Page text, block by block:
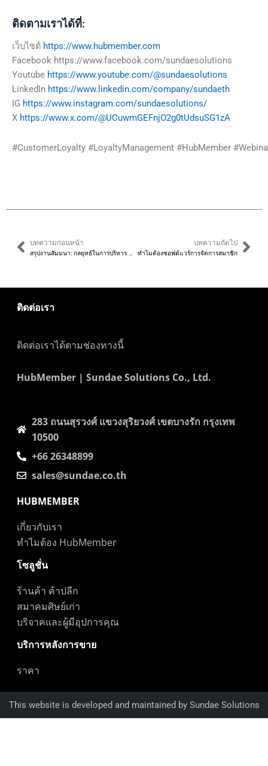
ติดตามเราได้ที่:
เว็บไซต์ https://www.hubmember.com
Facebook https://www.facebook.com/sundaesolutions
Youtube https://www.youtube.com/@sundaesolutions
LinkedIn https://www.linkedin.com/company/sundaeth
IG https://www.instagram.com/sundaesolutions/
X https://www.x.com/@UCuwmGEFnjO2g0tUdsuSG1zA
#CustomerLoyalty #LoyaltyManagement #HubMember
Prev
บทความก่อนหน้า บทความถัดไป
ทำไมต้องซอฟต์แวร์การจัดการสมาชิก
ติดต่อเรา
ติดต่อเราได้ตามช่องทางนี้
HubMember | Sundae Solutions Co., Ltd.
283 ถนนสุรวงศ์​ แขวงสุริยวงศ์​ เขตบางรัก กรุงเทพ
10500
+66 26348899
sales@sundae.co.th
HUBMEMBER
เกี่ยวกับเรา
ทำไมต้อง HubMember
โซลูชั่น
ร้านค้า ค้าปลีก
สมาคมศิษย์เก่า
บริจาคและผู้มีอุปการคุณ
บริการหลังการขาย
ราคา
This website is developed and maintained by Sundae Solutions